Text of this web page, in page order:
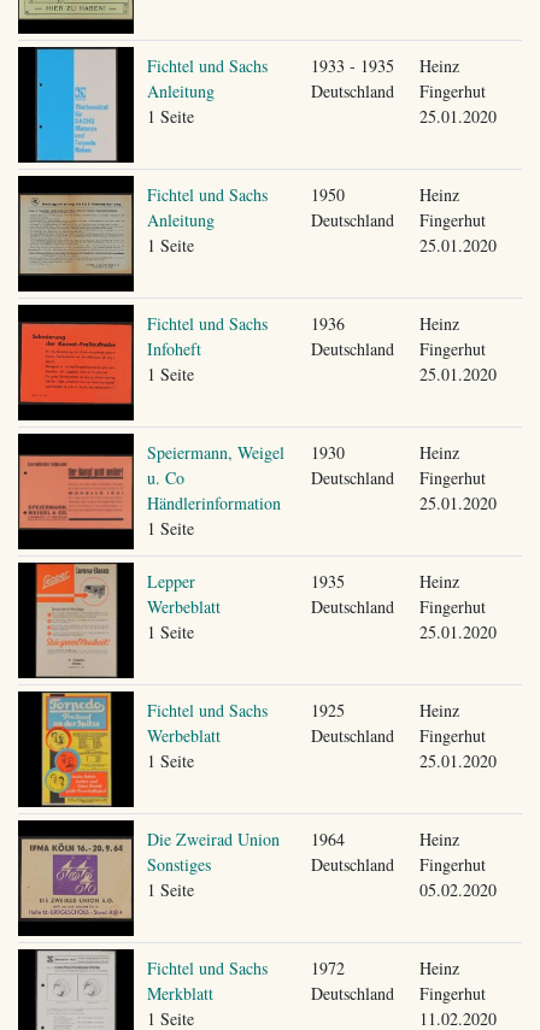
Fichtel und Sachs
Anleitung
1 Seite
1933 - 1935
Deutschland
Heinz
Fingerhut
25.01.2020
Fichtel und Sachs
Anleitung
1 Seite
1950
Deutschland
Heinz
Fingerhut
25.01.2020
Fichtel und Sachs
Infoheft
1 Seite
1936
Deutschland
Heinz
Fingerhut
25.01.2020
Speiermann, Weigel
u. Co
Händlerinformation
1 Seite
1930
Deutschland
Heinz
Fingerhut
25.01.2020
Lepper
Werbeblatt
1 Seite
1935
Deutschland
Heinz
Fingerhut
25.01.2020
Fichtel und Sachs
Werbeblatt
1 Seite
1925
Deutschland
Heinz
Fingerhut
25.01.2020
Die Zweirad Union
Sonstiges
1 Seite
1964
Deutschland
Heinz
Fingerhut
05.02.2020
Fichtel und Sachs
Merkblatt
1 Seite
1972
Deutschland
Heinz
Fingerhut
11.02.2020